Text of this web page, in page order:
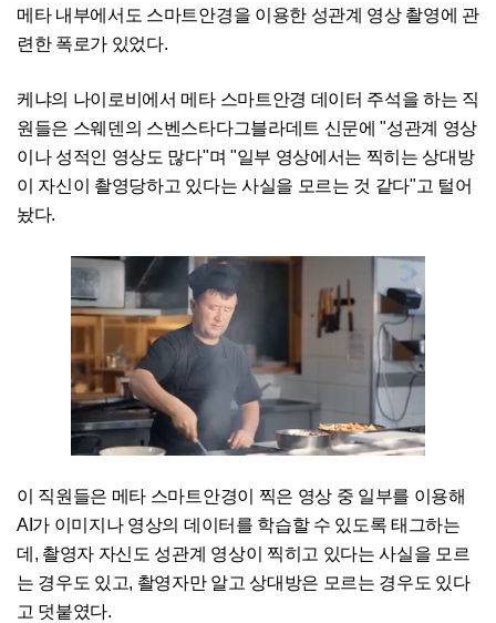
메타 내부에서도 스마트안경을 이용한 성관계 영상 촬영에 관
련한 폭로가 있었다.
케냐의 나이로비에서 메타 스마트안경 데이터 주석을 하는 직
원들은 스웨덴의 스벤스타다그블라데트 신문에 "성관계 영상
이나 성적인 영상도 많다"며 "일부 영상에서는 찍히는 상대방
이 자신이 촬영당하고 있다는 사실을 모르는 것 같다"고 털어
놨다.
이 직원들은 메타 스마트안경이 찍은 영상 중 일부를 이용해
AI가 이미지나 영상의 데이터를 학습할 수 있도록 태그하는
데, 촬영자 자신도 성관계 영상이 찍히고 있다는 사실을 모르
는 경우도 있고, 촬영자만 알고 상대방은 모르는 경우도 있다
고 덧붙였다.